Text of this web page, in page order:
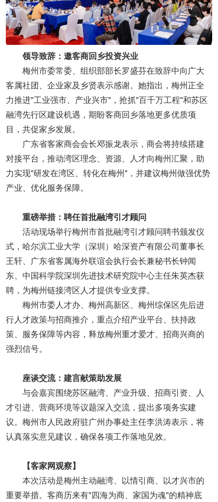
领导致辞：邀客商回乡投资兴业
梅州市委常委、组织部部长罗盛芬在致辞中向广大
客属社团、企业家及乡贤表示感谢。她指出，梅州正全
力推进"工业强市、产业兴市"，抢抓"百千万工程"和苏区
融湾先行区建设机遇，期盼客商回乡落地更多优质项
目，共促家乡发展。
广东省客家商会会长邓振龙表示，商会将持续搭建
对接平台，推动湾区理念、资源、人才向梅州汇聚，助
力实现"研发在湾区、转化在梅州"，并建议梅州做强优势
产业、优化服务保障。
重磅举措：聘任首批融湾引才顾问
活动现场举行梅州市首批融湾引才顾问聘书颁发仪
式，哈尔滨工业大学（深圳）哈深资产有限公司董事长
王轩、广东省客属海外联谊会执行会长兼秘书长钟闻
东、中国科学院深圳先进技术研究院中心主任朱英杰获
聘，为梅州链接湾区人才提供专业支撑。
梅州市委人才办、梅州高新区、梅州综保区先后进
行人才政策与招商推介，重点介绍产业平台、扶持政
策、服务保障等内容，释放梅州重才爱才、招商兴商的
强烈信号。
座谈交流：建言献策助发展
与会嘉宾围绕苏区融湾、产业升级、招商引资、人
才引进、营商环境等议题深入交流，提出多项务实建
议。梅州市人民政府驻广州办事处主任李洪涛表示，将
认真落实意见建议，确保各项工作落地见效。
【客家网观察】
本次活动是梅州主动融湾、以情引商、以才兴市的
重要举措。客商历来有"四海为商、家国为魂"的精神底